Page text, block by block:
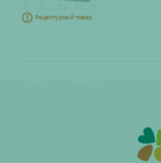
Рецептурный товар